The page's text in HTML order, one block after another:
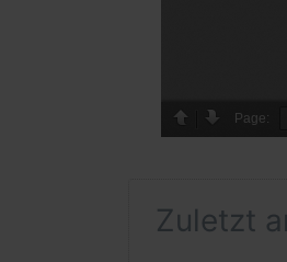
Zuletzt